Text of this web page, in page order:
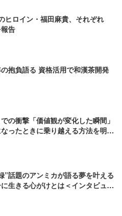
ヒロイン・福田麻貴、それぞれ
告
抱負語る 資格活用で和漢茶開発
の衝撃「価値観が変化した瞬間」
ったときに乗り越える方法を明か
”話題のアンミカが語る夢を叶える
生きる心がけとは＜インタビュー